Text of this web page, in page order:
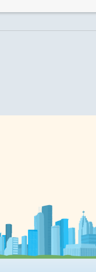
francophones en milieu